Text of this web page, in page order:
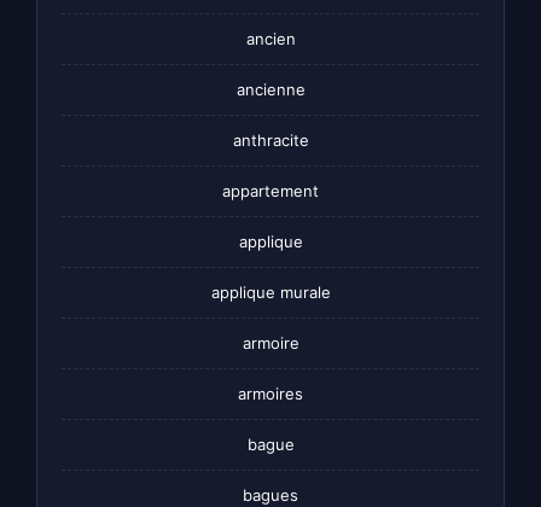
ancien
ancienne
anthracite
appartement
applique
applique murale
armoire
armoires
bague
bagues